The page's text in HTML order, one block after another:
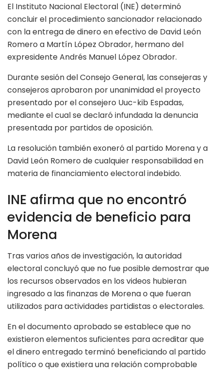
El Instituto Nacional Electoral (INE) determinó
concluir el procedimiento sancionador relacionado
con la entrega de dinero en efectivo de David León
Romero a Martín López Obrador, hermano del
expresidente Andrés Manuel López Obrador.
Durante sesión del Consejo General, las consejeras y
consejeros aprobaron por unanimidad el proyecto
presentado por el consejero Uuc-kib Espadas,
mediante el cual se declaró infundada la denuncia
presentada por partidos de oposición.
La resolución también exoneró al partido Morena y a
David León Romero de cualquier responsabilidad en
materia de financiamiento electoral indebido.
INE afirma que no encontró
evidencia de beneficio para
Morena
Tras varios años de investigación, la autoridad
electoral concluyó que no fue posible demostrar que
los recursos observados en los videos hubieran
ingresado a las finanzas de Morena o que fueran
utilizados para actividades partidistas o electorales.
En el documento aprobado se establece que no
existieron elementos suficientes para acreditar que
el dinero entregado terminó beneficiando al partido
político o que existiera una relación comprobable